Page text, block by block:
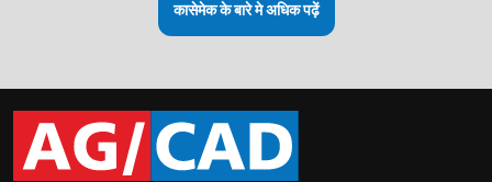
कासेमेक के बारे मे अधिक पढ़ें